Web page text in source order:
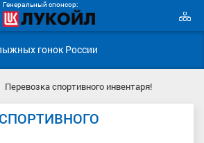
Генеральный спонсор:
гонок России
Перевозка спортивного инвентаря!